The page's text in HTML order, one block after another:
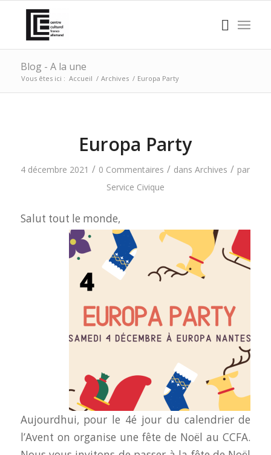
Blog - A la une
Vous êtes ici : Accueil / Archives / Europa Party
Europa Party
4 décembre 2021 / 0 Commentaires / dansArchives / par
Service Civique
Salut tout le monde,
Aujourdhui, pour le 4é jour du calendrier de
l’Avent on organise une fête de Noël au CCFA.